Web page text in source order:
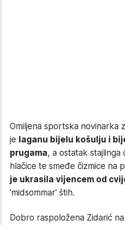
Omiljena sportska novinarka
je laganu bijelu košulju i
prugama, a ostatak
hlačice te smeđe čizmice na
je ukrasila vijencem od
'midsommar' štih.
Dobro raspoložena Zidarić